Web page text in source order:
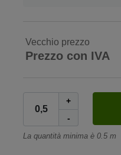
Vecchio prezzo
Prezzo con IVA
+
-
La quantità minima è 0.5 m